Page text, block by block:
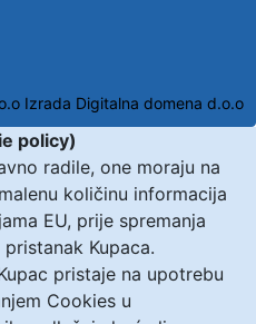
Izrada Digitalna domena d.o.o
policy)
radile, one moraju na
količinu informacija
EU, prije spremanja
Kupaca.
pristaje na upotrebu
Cookies u